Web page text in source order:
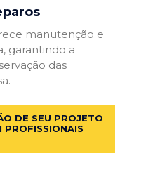
manutenção e
garantindo a
das
DE SEU PROJETO
PROFISSIONAIS